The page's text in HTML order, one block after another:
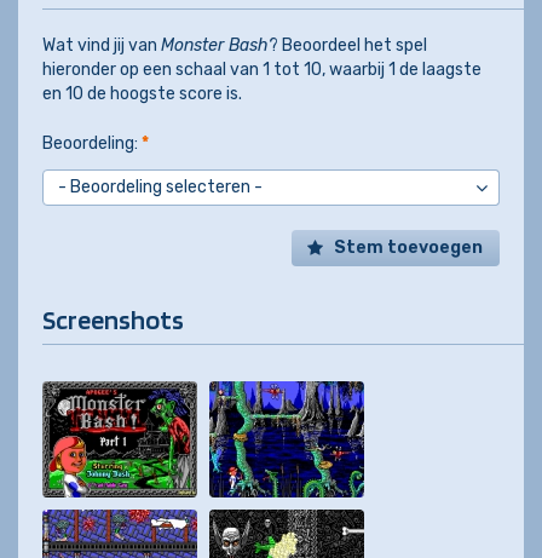
Wat vind jij van Monster Bash? Beoordeel het spel
hieronder op een schaal van 1 tot 10, waarbij 1 de laagste
en 10 de hoogste score is.
Beoordeling: *
Stem toevoegen
Screenshots